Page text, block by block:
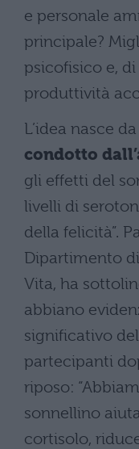
e personale
principale?
psicofisico e,
produttività
L’idea nasce
condotto
gli effetti del
livelli di
della felicità”.
Dipartimento
Vita, ha
abbiano
significativo
partecipanti
riposo:
sonnellino
cortisolo,